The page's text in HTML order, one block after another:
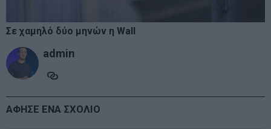
Σε χαμηλό δύο μηνών η Wall
admin
ΑΦΗΣΕ ΕΝΑ ΣΧΟΛΙΟ